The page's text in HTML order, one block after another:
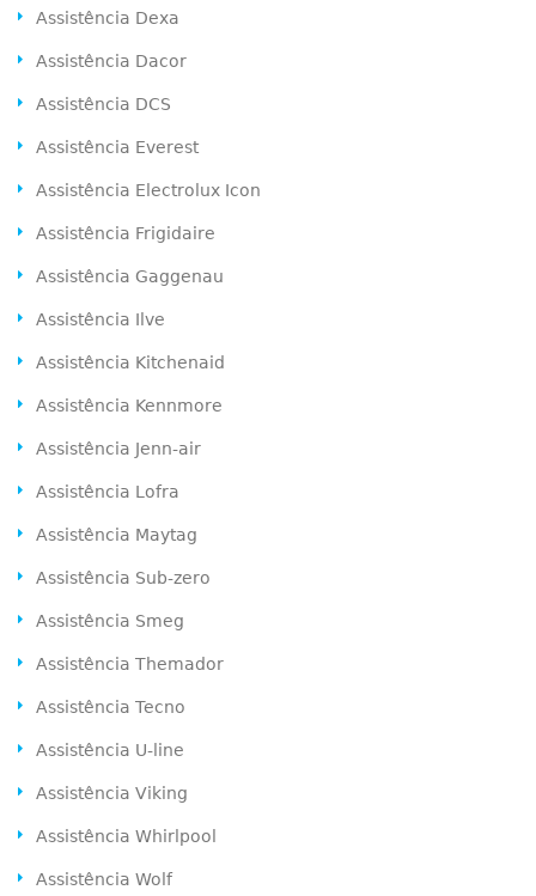
Assistência Dexa
Assistência Dacor
Assistência DCS
Assistência Everest
Assistência Electrolux Icon
Assistência Frigidaire
Assistência Gaggenau
Assistência Ilve
Assistência Kitchenaid
Assistência Kennmore
Assistência Jenn-air
Assistência Lofra
Assistência Maytag
Assistência Sub-zero
Assistência Smeg
Assistência Themador
Assistência Tecno
Assistência U-line
Assistência Viking
Assistência Whirlpool
Assistência Wolf